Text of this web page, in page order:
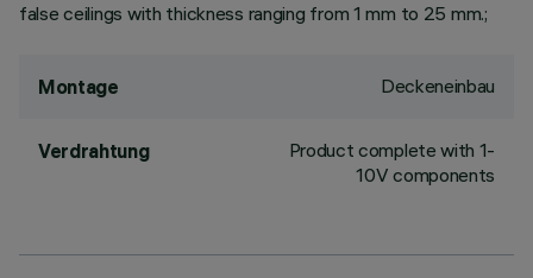
false ceilings with thickness ranging from 1 mm to 25 mm.;
Montage Deckeneinbau
Verdrahtung
Product complete with 1-
10V components